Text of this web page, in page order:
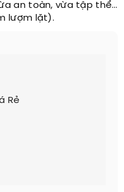
an toàn, vừa tập thể…
lượm lặt).
Rẻ